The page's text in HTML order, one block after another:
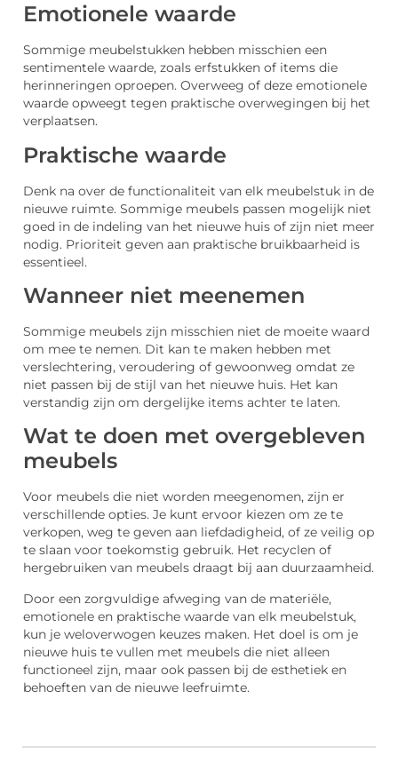
Emotionele waarde
Sommige meubelstukken hebben misschien een
sentimentele waarde, zoals erfstukken of items die
herinneringen oproepen. Overweeg of deze emotionele
waarde opweegt tegen praktische overwegingen bij het
verplaatsen.
Praktische waarde
Denk na over de functionaliteit van elk meubelstuk in de
nieuwe ruimte. Sommige meubels passen mogelijk niet
goed in de indeling van het nieuwe huis of zijn niet meer
nodig. Prioriteit geven aan praktische bruikbaarheid is
essentieel.
Wanneer niet meenemen
Sommige meubels zijn misschien niet de moeite waard
om mee te nemen. Dit kan te maken hebben met
verslechtering, veroudering of gewoonweg omdat ze
niet passen bij de stijl van het nieuwe huis. Het kan
verstandig zijn om dergelijke items achter te laten.
Wat te doen met overgebleven
meubels
Voor meubels die niet worden meegenomen, zijn er
verschillende opties. Je kunt ervoor kiezen om ze te
verkopen, weg te geven aan liefdadigheid, of ze veilig op
te slaan voor toekomstig gebruik. Het recyclen of
hergebruiken van meubels draagt bij aan duurzaamheid.
Door een zorgvuldige afweging van de materiële,
emotionele en praktische waarde van elk meubelstuk,
kun je weloverwogen keuzes maken. Het doel is om je
nieuwe huis te vullen met meubels die niet alleen
functioneel zijn, maar ook passen bij de esthetiek en
behoeften van de nieuwe leefruimte.